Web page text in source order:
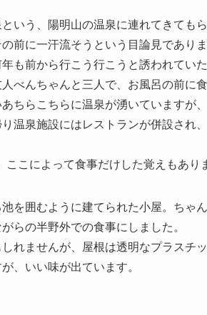
いう、陽明山の温泉に連れてきてもら
前に一汗流そうという目論見でありま
も前から行こう行こうと誘われてい
べんちゃんと三人で、お風呂の前に
ちらこちらに温泉が湧いていますが
温泉施設にはレストランが併設され
こによって食事だけした覚えもあり
を囲むように建てられた小屋。ちゃ
らの半野外での食事にしました。
れませんが、屋根は透明なプラスチッ
、いい味が出ています。